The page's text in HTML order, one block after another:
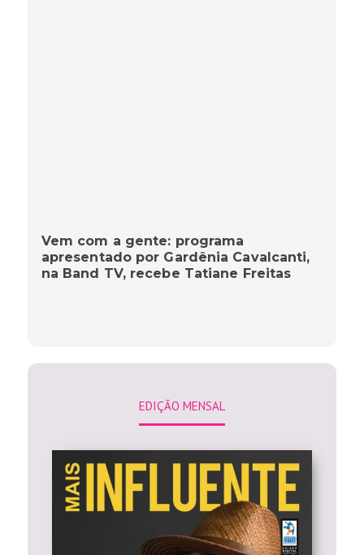
Vem com a gente: programa
apresentado por Gardênia Cavalcanti,
na Band TV, recebe Tatiane Freitas
EDIÇÃO MENSAL